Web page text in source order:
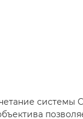
системы